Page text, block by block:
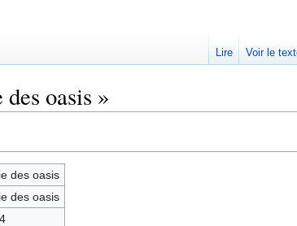
oasis »
des oasis
des oasis
Lire Voir le